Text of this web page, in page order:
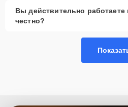
работ и долговечность
ремонта благодаря многолетнему
использованию современного
Вы действительно работаете
честно?